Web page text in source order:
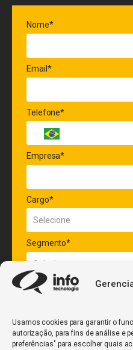
Usamos cookies para garantir o
autorização, para fins de análise e
preferências" para escolher quais
Nome*
Email*
Telefone*
Empresa*
Cargo*
Segmento*
Quantidade de veículos da